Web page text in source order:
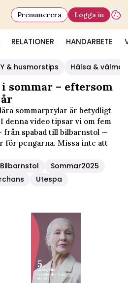
RELATIONER HANDARBETE
Prenumerera Logga in
& husmorstips Hälsa &
sommar – eftersom
sommarprylar är betydligt
denna video tipsar vi om fem
spabad till bilbarnstol —
för pengarna. Missa inte att
Bilbarnstol
Sommar2025
Utespa